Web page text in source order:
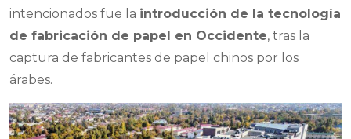
intencionados fue la introducción de la tecnología
de fabricación de papel en Occidente, tras la
captura de fabricantes de papel chinos por los
árabes.